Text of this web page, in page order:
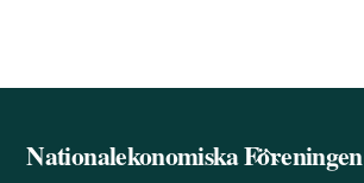
Back
Nationalekonomiska Föreningen